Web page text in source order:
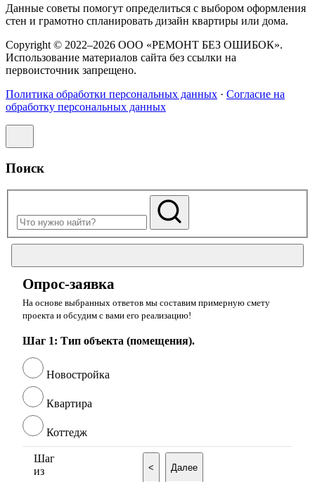
Данные советы помогут определиться с выбором оформления
стен и грамотно спланировать дизайн квартиры или дома.
Copyright © 2022–2026 ООО «РЕМОНТ БЕЗ ОШИБОК».
Использование материалов сайта без ссылки на
первоисточник запрещено.
Политика обработки персональных данных · Согласие на
обработку персональных данных
Поиск
Опрос-заявка
На основе выбранных ответов мы составим примерную смету
проекта и обсудим с вами его реализацию!
Шаг 1: Тип объекта (помещения).
Новостройка
Квартира
Коттедж
Шаг
из
< Далее